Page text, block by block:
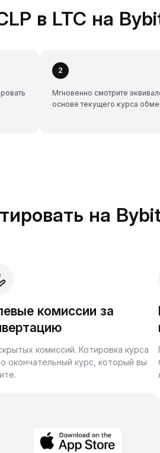
в LTC на
2
Мгновенно смотрите
основе текущего курса
на
комиссии за
комиссий. Котировка курса
окончательный курс, который вы